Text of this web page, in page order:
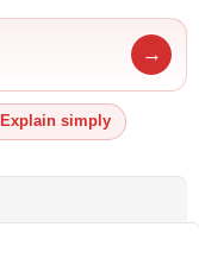
→
Explain simply